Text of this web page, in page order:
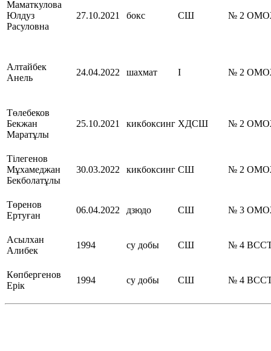
Маматкулова
Юлдуз
Расуловна
27.10.2021 бокс СШ № 2
Алтайбек
Анель
24.04.2022 шахмат І № 2
Төлебеков
Бекжан
Маратұлы
25.10.2021 кикбоксинг ХДСШ № 2
Тілегенов
Мұхамеджан
Бекболатұлы
30.03.2022 кикбоксинг СШ № 2
Төренов
Ертуған
06.04.2022 дзюдо СШ № 3
Асылхан
Алибек
1994 су добы СШ № 4
Көпбергенов
Ерік
1994 су добы СШ № 4